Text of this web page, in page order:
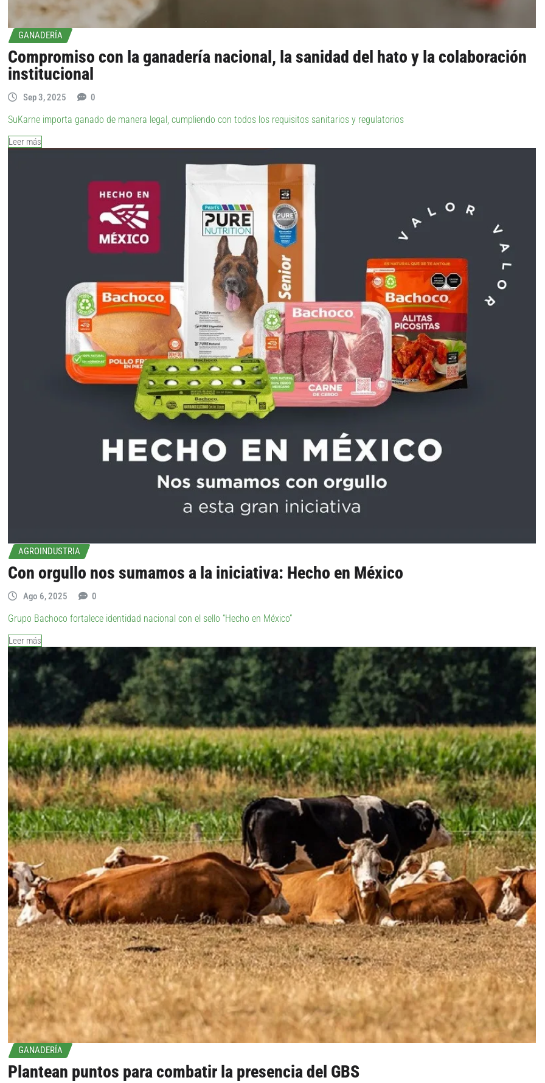
GANADERÍA
Compromiso con la ganadería nacional, la sanidad del hato y la colaboración
institucional
Sep 3, 2025 0
SuKarne importa ganado de manera legal, cumpliendo con todos los requisitos sanitarios y regulatorios
Leer más
AGROINDUSTRIA
Con orgullo nos sumamos a la iniciativa: Hecho en México
Ago 6, 2025 0
Grupo Bachoco fortalece identidad nacional con el sello “Hecho en México”
Leer más
GANADERÍA
Plantean puntos para combatir la presencia del GBS